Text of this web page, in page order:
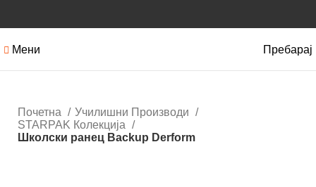
Мени Пребарај
Почетна
Училишни Производи
STARPAK Колекција
Школски ранец Backup Derform